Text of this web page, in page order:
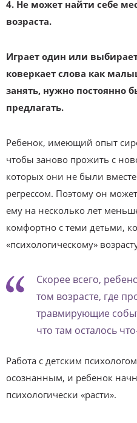
4. Не может найти себе
возраста.
Играет один или
коверкает слова как
занять, нужно постоянно
предлагать.
Ребенок, имеющий опыт
чтобы заново прожить с
которых они не были
регрессом. Поэтому он
ему на несколько лет
комфортно с теми детьми,
«психологическому»
Скорее всего,
том возрасте, где
травмирующие
что там осталось
Работа с детским
осознанным, и ребенок
психологически «расти».